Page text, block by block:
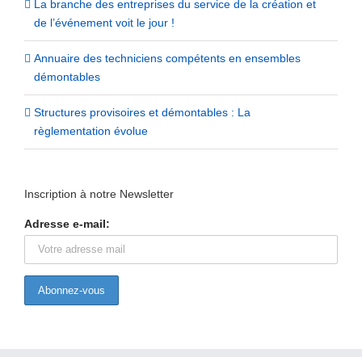
La branche des entreprises du service de la création et
de l’événement voit le jour !
Annuaire des techniciens compétents en ensembles
démontables
Structures provisoires et démontables : La
règlementation évolue
Inscription à notre Newsletter
Adresse e-mail: